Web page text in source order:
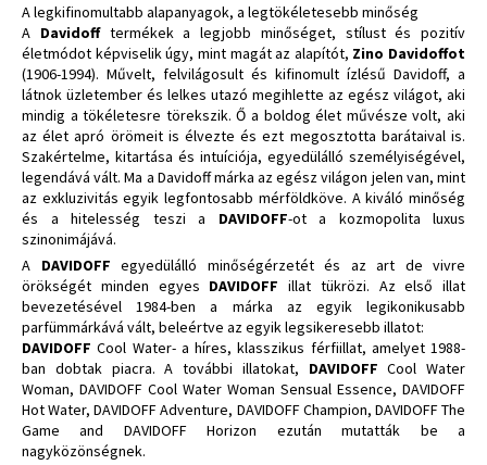
A legkifinomultabb alapanyagok, a legtökéletesebb minőség
A Davidoff termékek a legjobb minőséget, stílust és pozitív
életmódot képviselik úgy, mint magát az alapítót, Zino Davidoffot
(1906-1994). Művelt, felvilágosult és kifinomult ízlésű Davidoff, a
látnok üzletember és lelkes utazó megihlette az egész világot, aki
mindig a tökéletesre törekszik. Ő a boldog élet művésze volt, aki
az élet apró örömeit is élvezte és ezt megosztotta barátaival is.
Szakértelme, kitartása és intuíciója, egyedülálló személyiségével,
legendává vált. Ma a Davidoff márka az egész világon jelen van, mint
az exkluzivitás egyik legfontosabb mérföldköve. A kiváló minőség
és a hitelesség teszi a DAVIDOFF-ot a kozmopolita luxus
szinonimájává.
A DAVIDOFF egyedülálló minőségérzetét és az art de vivre
örökségét minden egyes DAVIDOFF illat tükrözi. Az első illat
bevezetésével 1984-ben a márka az egyik legikonikusabb
parfümmárkává vált, beleértve az egyik legsikeresebb illatot:
DAVIDOFFCool Water- a híres, klasszikus férfiillat, amelyet 1988-
ban dobtak piacra. A további illatokat, DAVIDOFFCool Water
Woman, DAVIDOFF Cool Water Woman Sensual Essence, DAVIDOFF
Hot Water, DAVIDOFF Adventure, DAVIDOFF Champion, DAVIDOFF The
Game and DAVIDOFF Horizon ezután mutatták be a
nagyközönségnek.